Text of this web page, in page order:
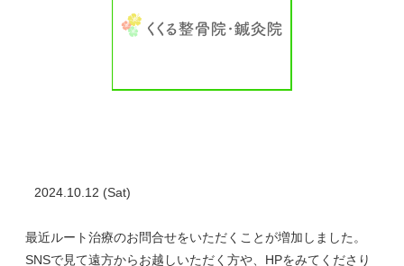
2024.10.12 (Sat)
最近ルート治療のお問合せをいただくことが増加しました。
SNSで見て遠方からお越しいただく方や、HPをみてくださり